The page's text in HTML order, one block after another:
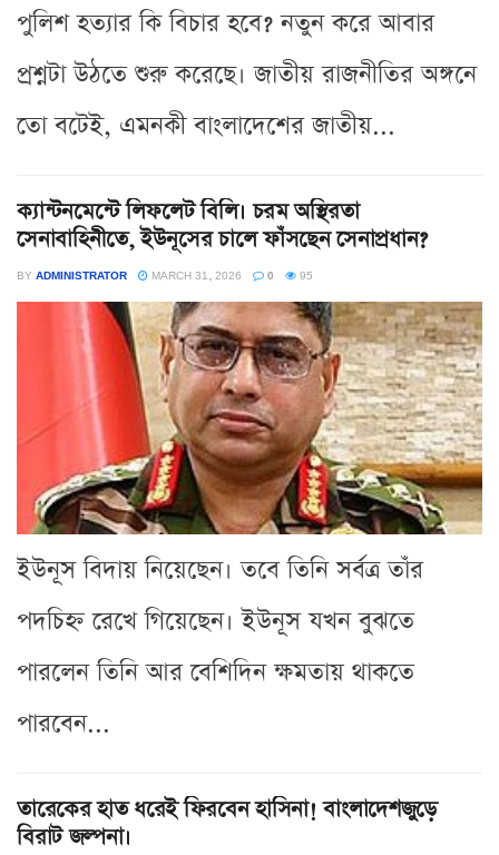
পুলিশ হত্যার কি বিচার হবে? নতুন করে আবার
প্রশ্নটা উঠতে শুরু করেছে। জাতীয় রাজনীতির অঙ্গনে
তো বটেই, এমনকী বাংলাদেশের জাতীয়...
ক্যান্টনমেন্টে লিফলেট বিলি। চরম অস্থিরতা
সেনাবাহিনীতে, ইউনূসের চালে ফাঁসছেন সেনাপ্রধান?
BY ADMINISTRATOR MARCH 31, 2026 0 95
ইউনূস বিদায় নিয়েছেন। তবে তিনি সর্বত্র তাঁর
পদচিহ্ন রেখে গিয়েছেন। ইউনূস যখন বুঝতে
পারলেন তিনি আর বেশিদিন ক্ষমতায় থাকতে
পারবেন...
তারেকের হাত ধরেই ফিরবেন হাসিনা! বাংলাদেশজুড়ে
বিরাট জল্পনা।